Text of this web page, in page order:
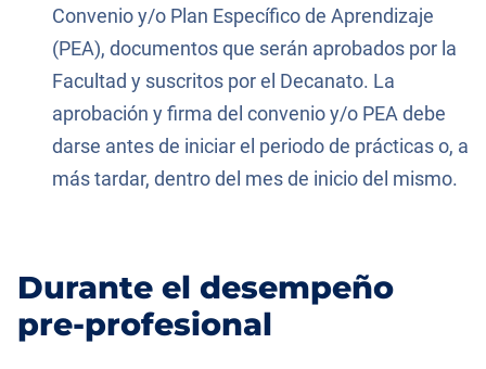
Convenio y/o Plan Específico de Aprendizaje
(PEA), documentos que serán aprobados por la
Facultad y suscritos por el Decanato. La
aprobación y firma del convenio y/o PEA debe
darse antes de iniciar el periodo de prácticas o, a
más tardar, dentro del mes de inicio del mismo.
Durante el desempeño
pre-profesional